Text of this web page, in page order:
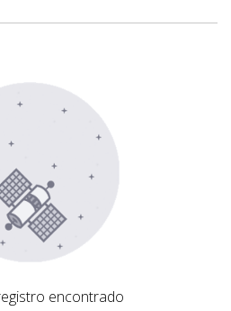
encontrado
encontrado